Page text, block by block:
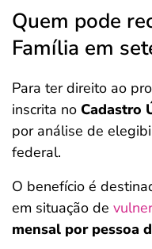
Quem pode
Família em
Para ter direito ao
inscrita no Cadastro
por análise de
federal.
O benefício é
em situação de
mensal por pessoa